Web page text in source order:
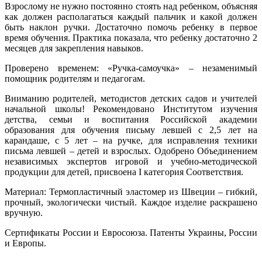
Взрослому не нужно постоянно стоять над ребенком, объясняя
как должен располагаться каждый пальчик и какой должен
быть наклон ручки. Достаточно помочь ребенку в первое
время обучения. Практика показала, что ребенку достаточно 2
месяцев для закрепления навыков.
Проверено временем: «Ручка-самоучка» – незаменимый
помощник родителям и педагогам.
Вниманию родителей, методистов детских садов и учителей
начальной школы! Рекомендовано Институтом изучения
детства, семьи и воспитания Российской академии
образования для обучения письму левшей с 2,5 лет на
карандаше, с 5 лет – на ручке, для исправления техники
письма левшей – детей и взрослых. Одобрено Объединением
независимых экспертов игровой и учебно-методической
продукции для детей, присвоена I категория Соответствия.
Материал: Термопластичный эластомер из Швеции – гибкий,
прочный, экологически чистый. Каждое изделие раскрашено
вручную.
Сертификаты России и Евросоюза. Патенты Украины, России
и Европы.